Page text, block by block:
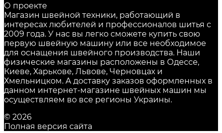
О проекте
Магазин швейной техники, работающий в
интересах любителей и профессионалов шитья с
2009 года. У нас вы легко сможете купить свою
первую швейную машину или все необходимое
для оснащения швейного производства. Наши
физические магазины расположены в Одессе,
Киеве, Харькове, Львове, Черновцах и
Хмельницком. А доставку заказов оформленных в
данном интернет-магазине швейных машин мы
осуществляем во все регионы Украины.
© 2026
Полная версия сайта